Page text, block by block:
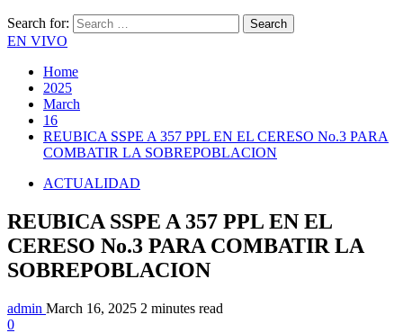
Search for:
EN VIVO
Home
2025
March
16
REUBICA SSPE A 357 PPL EN EL CERESO No.3 PARA
COMBATIR LA SOBREPOBLACION
ACTUALIDAD
REUBICA SSPE A 357 PPL EN EL
CERESO No.3 PARA COMBATIR LA
SOBREPOBLACION
admin March 16, 2025 2 minutes read
0